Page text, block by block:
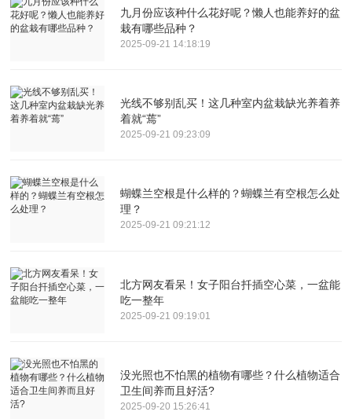
九月份应该种什么花好呢？懒人也能养好的盆
栽有哪些品种？
2025-09-21 14:18:19
光线不够别乱买！这几种室内盆栽缺光养着养
着就“蔫”
2025-09-21 09:23:09
蝴蝶兰空根是什么样的？蝴蝶兰有空根怎么处
理？
2025-09-21 09:21:12
北方网友看呆！女子阳台扦插空心菜，一盆能
吃一整年
2025-09-21 09:19:01
没光照也不怕黑的植物有哪些？什么植物适合
卫生间养而且好活?
2025-09-20 15:26:41